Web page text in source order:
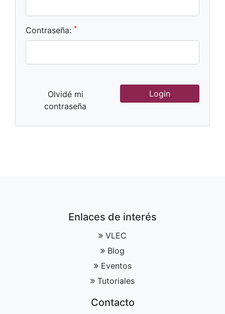
Contraseña: *
Olvidé mi
contraseña
Enlaces de interés
VLEC
Blog
Eventos
Tutoriales
Contacto